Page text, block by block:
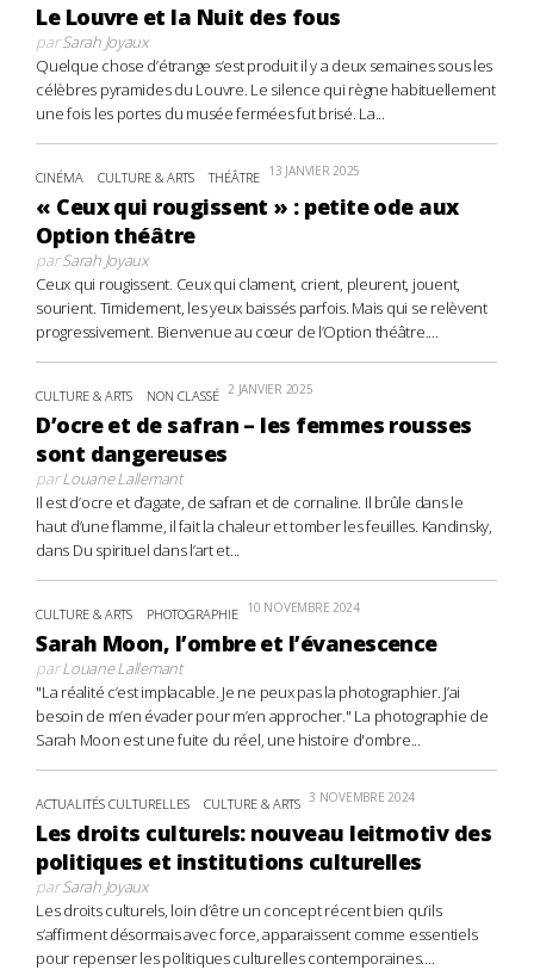
Le Louvre et la Nuit des fous
parSarah Joyaux
Quelque chose d’étrange s’est produit il y a deux semaines sous les
célèbres pyramides du Louvre. Le silence qui règne habituellement
une fois les portes du musée fermées fut brisé. La...
CINÉMA CULTURE & ARTS THÉÂTRE 13 JANVIER 2025
« Ceux qui rougissent » : petite ode aux
Option théâtre
parSarah Joyaux
Ceux qui rougissent. Ceux qui clament, crient, pleurent, jouent,
sourient. Timidement, les yeux baissés parfois. Mais qui se relèvent
progressivement. Bienvenue au cœur de l’Option théâtre....
CULTURE & ARTS NON CLASSÉ 2 JANVIER 2025
D’ocre et de safran – les femmes rousses
sont dangereuses
parLouane Lallemant
Il est d’ocre et d’agate, de safran et de cornaline. Il brûle dans le
haut d’une flamme, il fait la chaleur et tomber les feuilles. Kandinsky,
dans Du spirituel dans l’art et...
CULTURE & ARTS PHOTOGRAPHIE 10 NOVEMBRE 2024
Sarah Moon, l’ombre et l’évanescence
parLouane Lallemant
"La réalité c’est implacable. Je ne peux pas la photographier. J’ai
besoin de m’en évader pour m’en approcher." La photographie de
Sarah Moon est une fuite du réel, une histoire d'ombre...
ACTUALITÉS CULTURELLES CULTURE & ARTS 3 NOVEMBRE 2024
Les droits culturels: nouveau leitmotiv des
politiques et institutions culturelles
parSarah Joyaux
Les droits culturels, loin d’être un concept récent bien qu’ils
s’affirment désormais avec force, apparaissent comme essentiels
pour repenser les politiques culturelles contemporaines....